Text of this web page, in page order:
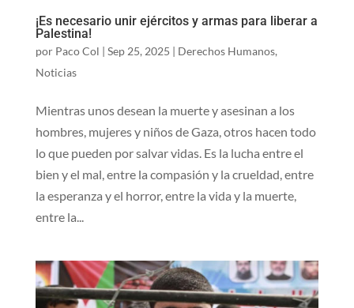
¡Es necesario unir ejércitos y armas para liberar a
Palestina!
por Paco Col | Sep 25, 2025 | Derechos Humanos,
Noticias
Mientras unos desean la muerte y asesinan a los
hombres, mujeres y niños de Gaza, otros hacen todo
lo que pueden por salvar vidas. Es la lucha entre el
bien y el mal, entre la compasión y la crueldad, entre
la esperanza y el horror, entre la vida y la muerte,
entre la...